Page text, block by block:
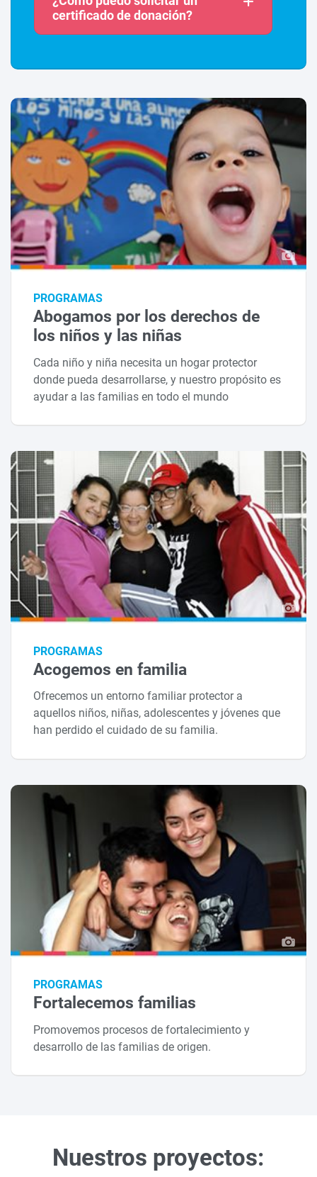
certificado de donación?
PROGRAMAS
Abogamos por los derechos de
los niños y las niñas
Cada niño y niña necesita un hogar protector
donde pueda desarrollarse, y nuestro propósito es
ayudar a las familias en todo el mundo
PROGRAMAS
Acogemos en familia
Ofrecemos un entorno familiar protector a
aquellos niños, niñas, adolescentes y jóvenes que
han perdido el cuidado de su familia.
PROGRAMAS
Fortalecemos familias
Promovemos procesos de fortalecimiento y
desarrollo de las familias de origen.
Nuestros proyectos: